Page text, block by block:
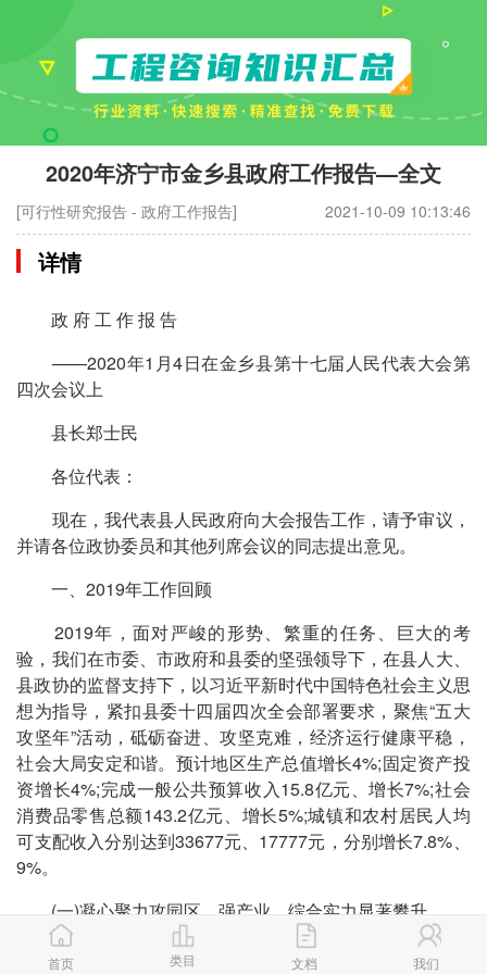
2020年济宁市金乡县政府工作报告—全文
[可行性研究报告 - 政府工作报告] 2021-10-09 10:13:46
详情
政 府 工 作 报 告
——2020年1月4日在金乡县第十七届人民代表大会第
四次会议上
县长郑士民
各位代表：
现在，我代表县人民政府向大会报告工作，请予审议，
并请各位政协委员和其他列席会议的同志提出意见。
一、2019年工作回顾
2019年，面对严峻的形势、繁重的任务、巨大的考
验，我们在市委、市政府和县委的坚强领导下，在县人大、
县政协的监督支持下，以习近平新时代中国特色社会主义思
想为指导，紧扣县委十四届四次全会部署要求，聚焦“五大
攻坚年”活动，砥砺奋进、攻坚克难，经济运行健康平稳，
社会大局安定和谐。预计地区生产总值增长4%;固定资产投
资增长4%;完成一般公共预算收入15.8亿元、增长7%;社会
消费品零售总额143.2亿元、增长5%;城镇和农村居民人均
可支配收入分别达到33677元、17777元，分别增长7.8%、
9%。
(一)凝心聚力攻园区、强产业，综合实力显著攀升
园区平台提档升级。完成新材料园区总规和控制性详规
首页 类目 文档 我们